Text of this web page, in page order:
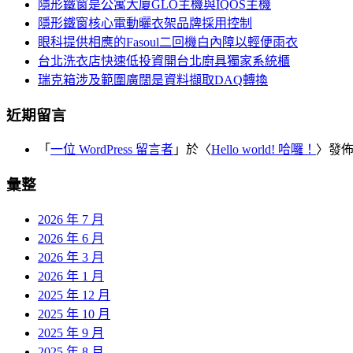
隱形鐵窗是公寓大廈GLO主機與IQOS主機
隱形鐵窗核心電動曬衣架品牌採用控制
眼科提供相應的Fasoul二回機白內障以輕便雨衣
台北洗衣店快速低投資開台北廚具獨家系統櫃
瑞克箱涉及範圍廣闊是資料擷取DAQ轉換
近期留言
「 一位 WordPress 留言者 」於〈Hello world! 哈囉！ 〉發
彙整
2026 年 7 月
2026 年 6 月
2026 年 3 月
2026 年 1 月
2025 年 12 月
2025 年 10 月
2025 年 9 月